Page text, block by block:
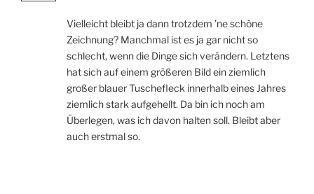
Vielleicht bleibt ja dann trotzdem ’ne schöne
Zeichnung? Manchmal ist es ja gar nicht so
schlecht, wenn die Dinge sich verändern. Letztens
hat sich auf einem größeren Bild ein ziemlich
großer blauer Tuschefleck innerhalb eines Jahres
ziemlich stark aufgehellt. Da bin ich noch am
Überlegen, was ich davon halten soll. Bleibt aber
auch erstmal so.